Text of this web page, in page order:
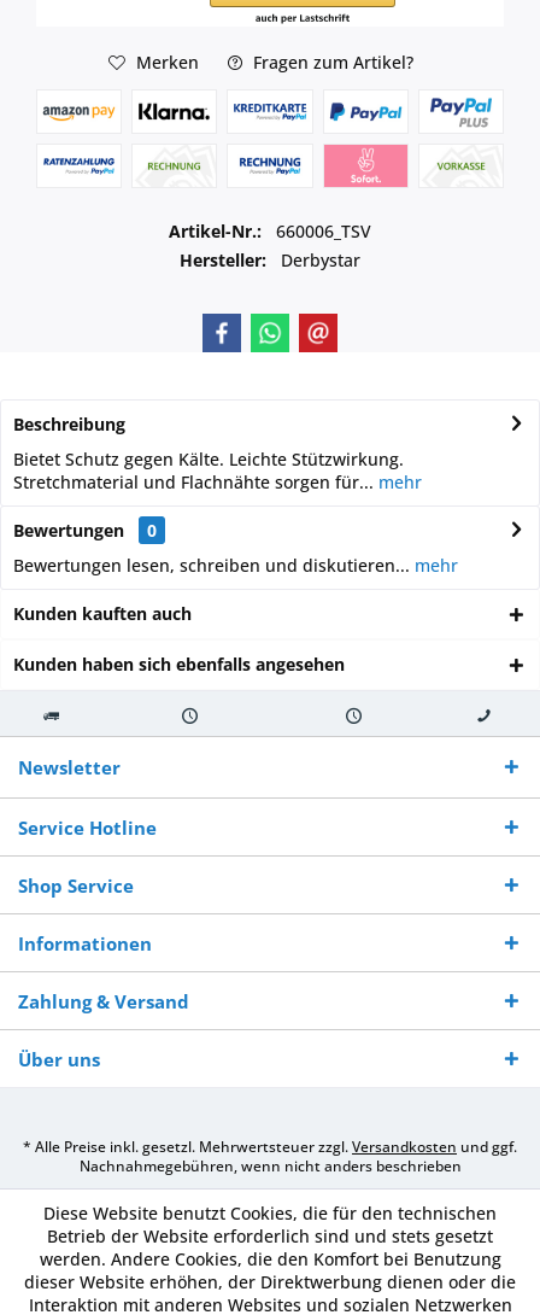
Merken Fragen zum Artikel?
Artikel-Nr.:
660006_TSV
Hersteller:
Derbystar
Beschreibung
Bietet Schutz gegen Kälte. Leichte Stützwirkung.
Stretchmaterial und Flachnähte sorgen für... mehr
Bewertungen
0
Bewertungen lesen, schreiben und diskutieren... mehr
Kunden kauften auch
Kunden haben sich ebenfalls angesehen
Kostenloser
Versand ab €
250,-
Versand innerhalb von Versand von So erreichen
Sie uns 0160
970 511 90
Newsletter
Service Hotline
Shop Service
Informationen
Zahlung & Versand
Über uns
* Alle Preise inkl. gesetzl. Mehrwertsteuer zzgl.Versandkosten und ggf.
Nachnahmegebühren, wenn nicht anders beschrieben
Diese Website benutzt Cookies, die für den technischen
Betrieb der Website erforderlich sind und stets gesetzt
werden. Andere Cookies, die den Komfort bei Benutzung
dieser Website erhöhen, der Direktwerbung dienen oder die
Interaktion mit anderen Websites und sozialen Netzwerken